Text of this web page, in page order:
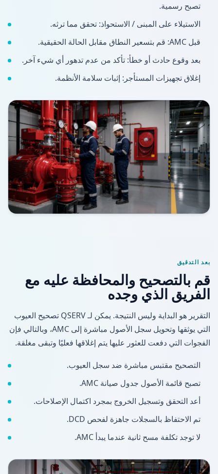
تصبح رسمية.
الاستيلاء على المبنى / الاستحواذ: تحقق مما ترثه.
قبل AMC: قم بتسعير النطاق مقابل الحالة الحقيقية.
بعد وقوع حادث أو خطأ: تأكد من عدم تدهور أي شيء آخر.
إغلاق تجهيزات المستأجر: إثبات سلامة الأنظمة.
بعد التدقيق
قم بالتصحيح والمحافظة عليه مع
الفريق الذي وجده
التقرير هو البداية وليس النتيجة. يمكن لـ QSERV تصحيح العيوب
التي يوثقها وتحويل سجل الأصول مباشرة إلى AMC، وبالتالي فإن
الفجوات التي دفعت للعثور عليها يتم إغلاقها فعليًا وتبقى مغلقة.
التصحيح مقتبس مباشرة ضد سجل العيوب.
تصبح قائمة الأصول جدول صيانة AMC.
أعد التحقق وتسجيل الخروج بمجرد اكتمال الإصلاحات.
تم الاحتفاظ بالسجلات جاهزة لفحص DCD.
لا توجد تكلفة مسح ثانية عندما يبدأ AMC.